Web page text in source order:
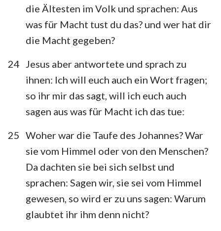
1
die Ältesten im Volk und sprachen: Aus
was für Macht tust du das? und wer hat dir
die Macht gegeben?
24
Jesus aber antwortete und sprach zu
ihnen: Ich will euch auch ein Wort fragen;
so ihr mir das sagt, will ich euch auch
sagen aus was für Macht ich das tue:
25 Woher war die Taufe des Johannes? War
sie vom Himmel oder von den Menschen?
Da dachten sie bei sich selbst und
sprachen: Sagen wir, sie sei vom Himmel
gewesen, so wird er zu uns sagen: Warum
glaubtet ihr ihm denn nicht?